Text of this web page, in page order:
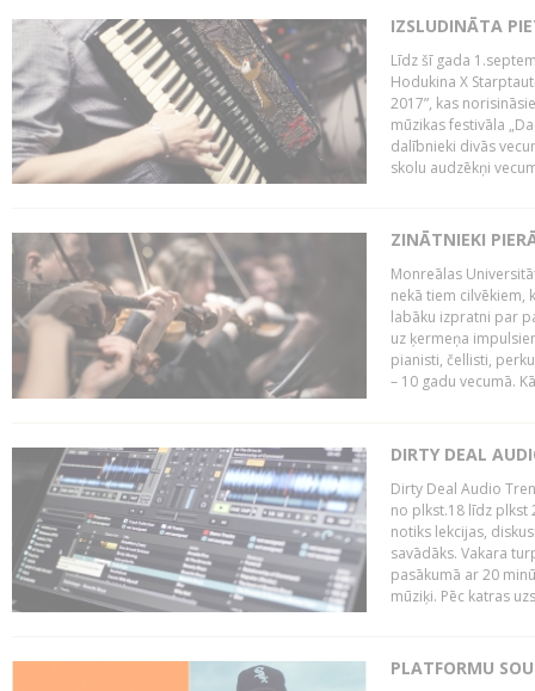
IZSLUDINĀTA
Līdz šī gada
Hodukina X
2017”, kas
mūzikas festivāla
dalībnieki divās
skolu audzēkņi
ZINĀTNIEKI
Monreālas
nekā tiem cilvēkiem,
labāku izpratni par
uz ķermeņa
pianisti, čellisti,
– 10 gadu vecumā.
DIRTY DEAL
Dirty Deal Audio
no plkst.18 līdz plkst
notiks lekcijas,
savādāks. Vakara
pasākumā ar 20
mūziķi. Pēc katras
PLATFORMU